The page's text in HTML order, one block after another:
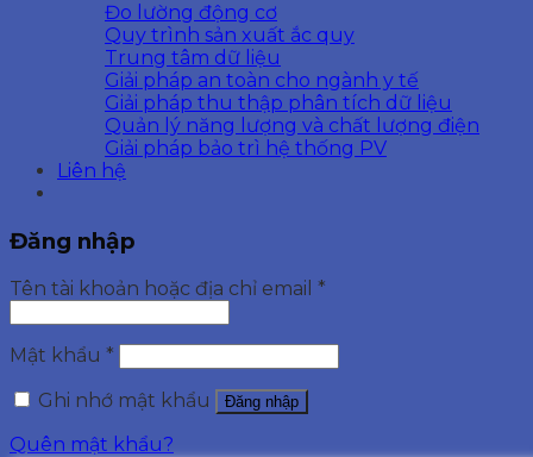
Đo lường động cơ
Quy trình sản xuất ắc quy
Trung tâm dữ liệu
Giải pháp an toàn cho ngành y tế
Giải pháp thu thập phân tích dữ liệu
Quản lý năng lượng và chất lượng điện
Giải pháp bảo trì hệ thống PV
Liên hệ
Đăng nhập
Tên tài khoản hoặc địa chỉ email *
Mật khẩu *
Ghi nhớ mật khẩu
Đăng nhập
Quên mật khẩu?